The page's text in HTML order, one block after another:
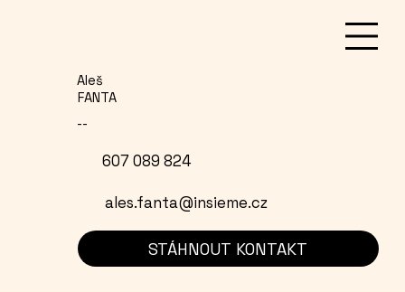
Aleš
FANTA
--
607 089 824
ales.fanta@insieme.cz
STÁHNOUT KONTAKT